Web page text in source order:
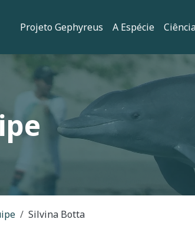
Navegação
Projeto Gephyreus A Espécie
de navegação
Silvina Botta